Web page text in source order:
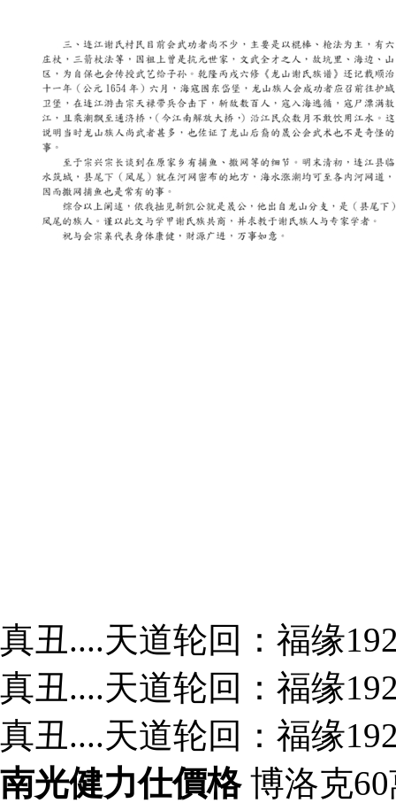
真丑....天道轮回：福缘
真丑....天道轮回：福缘
真丑....天道轮回：福缘
南光健力仕價格博洛克60